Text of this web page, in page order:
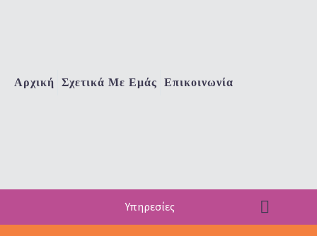
Αρχική Σχετικά Με Εμάς Επικοινωνία
Υπηρεσίες